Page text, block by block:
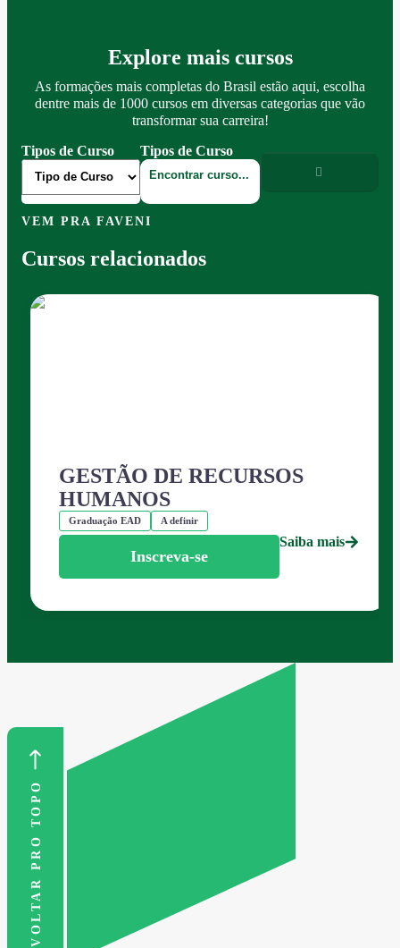
Explore mais cursos
As formações mais completas do Brasil estão aqui, escolha
dentre mais de 1000 cursos em diversas categorias que vão
transformar sua carreira!
Tipos de Curso
Tipos de Curso
VEM PRA FAVENI
Cursos relacionados
GESTÃO DE RECURSOS
HUMANOS
Graduação EAD A definir
Inscreva-se
Saiba mais
VOLTAR PRO TOPO